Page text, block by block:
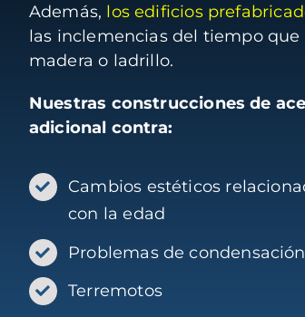
Además, los edificios
las inclemencias del tiempo
madera o ladrillo.
Nuestras construcciones de
adicional contra:
Cambios estéticos
con la edad
Problemas de condensación
Terremotos